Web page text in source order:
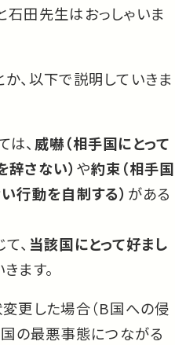
石田先生はおっしゃいま
か、以下で説明していきま
、 威嚇（相手国にとって
さない） や約束（相手国
行動を自制する） がある
、 当該国にとって好まし
ます。
更した場合（B国への侵
国の最悪事態につながる